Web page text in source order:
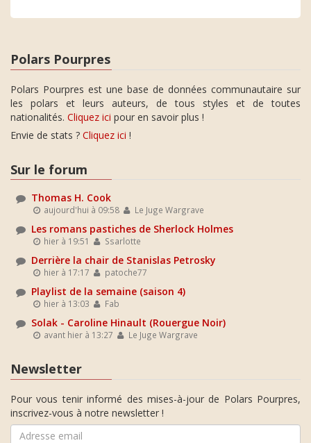
Polars Pourpres
Polars Pourpres est une base de données communautaire sur
les polars et leurs auteurs, de tous styles et de toutes
nationalités. Cliquez ici pour en savoir plus !
Envie de stats ? Cliquez ici !
Sur le forum
Thomas H. Cook
aujourd'hui à 09:58 Le Juge Wargrave
Les romans pastiches de Sherlock Holmes
hier à 19:51 Ssarlotte
Derrière la chair de Stanislas Petrosky
hier à 17:17 patoche77
Playlist de la semaine (saison 4)
hier à 13:03 Fab
Solak - Caroline Hinault (Rouergue Noir)
avant hier à 13:27 Le Juge Wargrave
Newsletter
Pour vous tenir informé des mises-à-jour de Polars Pourpres,
inscrivez-vous à notre newsletter !